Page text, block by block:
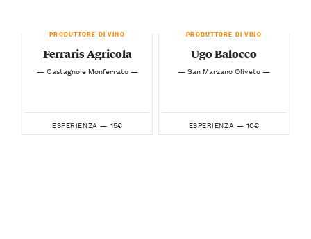
PRODUTTORE DI VINO
Ferraris Agricola
— Castagnole Monferrato —
ESPERIENZA — 15€
PRODUTTORE DI VINO
Ugo Balocco
— San Marzano Oliveto —
ESPERIENZA — 10€